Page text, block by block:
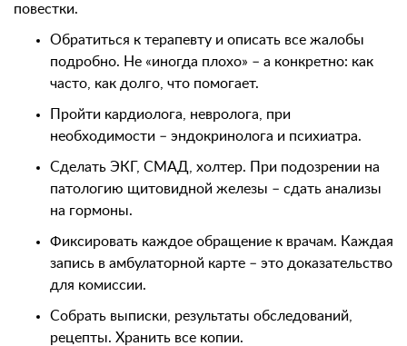
повестки.
Обратиться к терапевту и описать все жалобы
подробно. Не «иногда плохо» – а конкретно: как
часто, как долго, что помогает.
Пройти кардиолога, невролога, при
необходимости – эндокринолога и психиатра.
Сделать ЭКГ, СМАД, холтер. При подозрении на
патологию щитовидной железы – сдать анализы
на гормоны.
Фиксировать каждое обращение к врачам. Каждая
запись в амбулаторной карте – это доказательство
для комиссии.
Собрать выписки, результаты обследований,
рецепты. Хранить все копии.